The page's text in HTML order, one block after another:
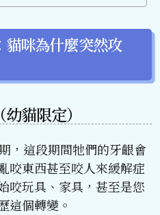
咪為什麼突然攻
貓限定）
，這段期間牠們的牙齦會
咬東西甚至咬人來緩解症
咬玩具、家具，甚至是您
這個轉變。